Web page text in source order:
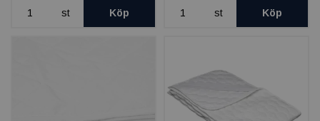
st Köp st Köp